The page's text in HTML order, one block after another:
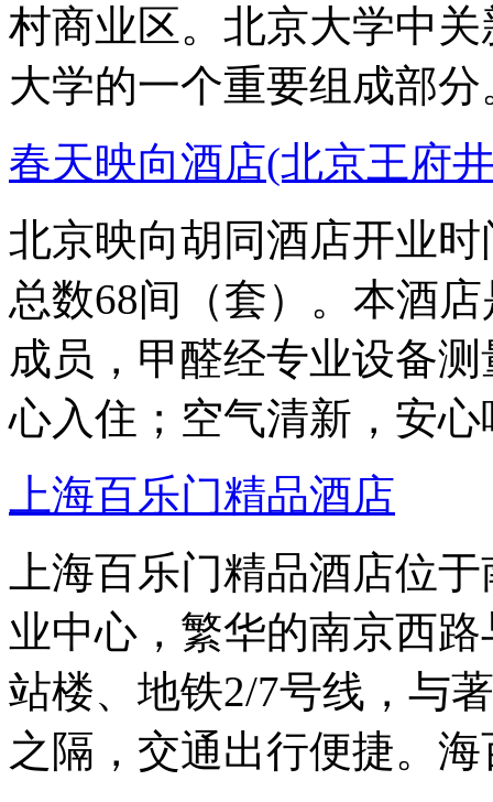
村商业区。北京大学中
大学的一个重要组成部分
春天映向酒店(北京王府
北京映向胡同酒店开业
总数68间（套）。本酒
成员，甲醛经专业设备
心入住；空气清新，安心
上海百乐门精品酒店
上海百乐门精品酒店位
业中心，繁华的南京西
站楼、地铁2/7号线，与
之隔，交通出行便捷。